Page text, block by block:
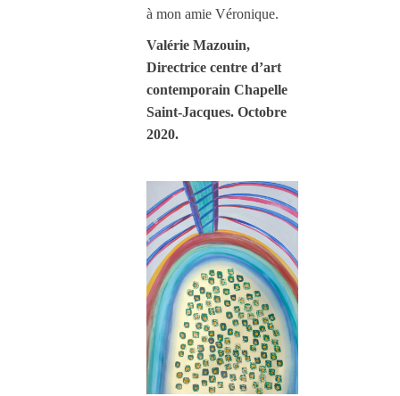
à mon amie Véronique.
Valérie Mazouin,
Directrice centre d’art
contemporain Chapelle
Saint-Jacques. Octobre
2020.